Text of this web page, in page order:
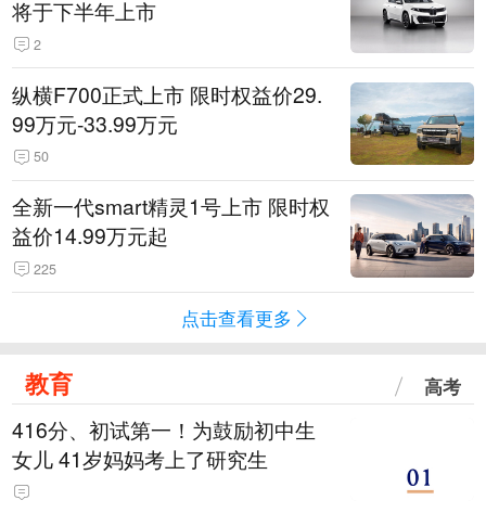
将于下半年上市
2
纵横F700正式上市 限时权益价29.
99万元-33.99万元
50
全新一代smart精灵1号上市 限时权
益价14.99万元起
225
点击查看更多
教育 高考
416分、初试第一！为鼓励初中生
女儿 41岁妈妈考上了研究生